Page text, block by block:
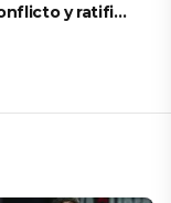
y ratificó